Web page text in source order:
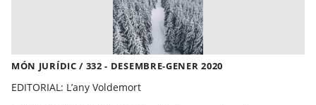
MÓN JURÍDIC / 332 - DESEMBRE-GENER 2020
EDITORIAL: L’any Voldemort